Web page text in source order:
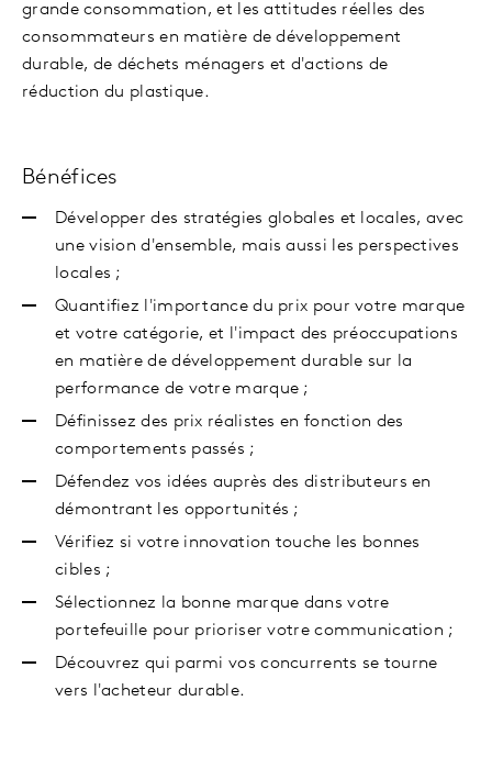
grande consommation, et les attitudes réelles des
consommateurs en matière de développement
durable, de déchets ménagers et d'actions de
réduction du plastique.
Bénéfices
Développer des stratégies globales et locales, avec
une vision d'ensemble, mais aussi les perspectives
locales ;
Quantifiez l'importance du prix pour votre marque
et votre catégorie, et l'impact des préoccupations
en matière de développement durable sur la
performance de votre marque ;
Définissez des prix réalistes en fonction des
comportements passés ;
Défendez vos idées auprès des distributeurs en
démontrant les opportunités ;
Vérifiez si votre innovation touche les bonnes
cibles ;
Sélectionnez la bonne marque dans votre
portefeuille pour prioriser votre communication ;
Découvrez qui parmi vos concurrents se tourne
vers l'acheteur durable.